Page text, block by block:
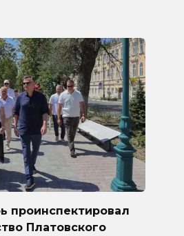
проинспектировал
Платовского